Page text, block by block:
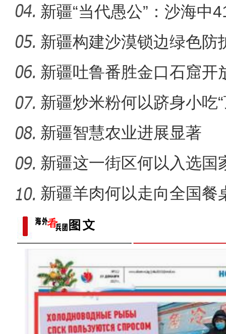
【与你为邻】跨境电商创业
装
新疆“当代愚公”：沙海中
新疆构建沙漠锁边绿色防
化”到“产
新疆吐鲁番胜金口石窟开
新疆炒米粉何以跻身小吃
新疆智慧农业进展显著
新疆这一街区何以入选国
单？
新疆羊肉何以走向全国餐